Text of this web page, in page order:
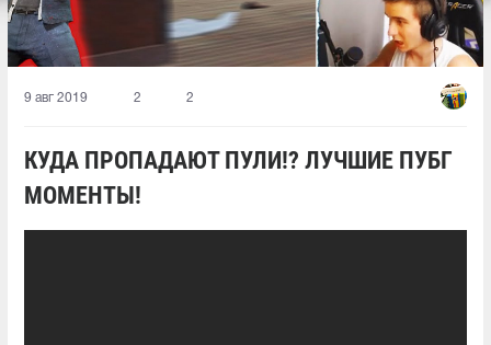
9 авг 2019 2 2
КУДА ПРОПАДАЮТ ПУЛИ!? ЛУЧШИЕ ПУБГ
МОМЕНТЫ!